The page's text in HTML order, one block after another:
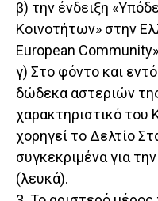
β) την ένδειξη
Κοινοτήτων» στην
European
γ) Στο φόντο και
δώδεκα αστεριών
χαρακτηριστικό
χορηγεί το Δελτίο
συγκεκριμένα για
(λευκά).